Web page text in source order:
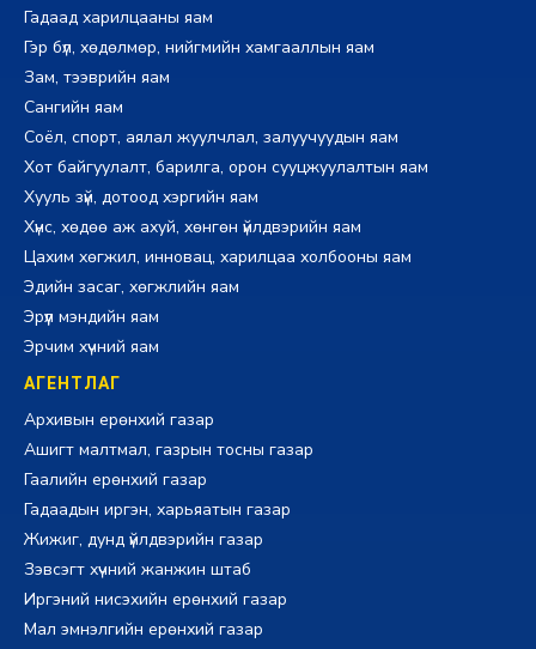
Гадаад харилцааны яам
Гэр бүл, хөдөлмөр, нийгмийн хамгааллын яам
Зам, тээврийн яам
Сангийн яам
Соёл, спорт, аялал жуулчлал, залуучуудын яам
Хот байгуулалт, барилга, орон сууцжуулалтын яам
Хууль зүй, дотоод хэргийн яам
Хүнс, хөдөө аж ахуй, хөнгөн үйлдвэрийн яам
Цахим хөгжил, инновац, харилцаа холбооны яам
Эдийн засаг, хөгжлийн яам
Эрүүл мэндийн яам
Эрчим хүчний яам
АГЕНТЛАГ
Архивын ерөнхий газар
Ашигт малтмал, газрын тосны газар
Гаалийн ерөнхий газар
Гадаадын иргэн, харьяатын газар
Жижиг, дунд үйлдвэрийн газар
Зэвсэгт хүчний жанжин штаб
Иргэний нисэхийн ерөнхий газар
Мал эмнэлгийн ерөнхий газар